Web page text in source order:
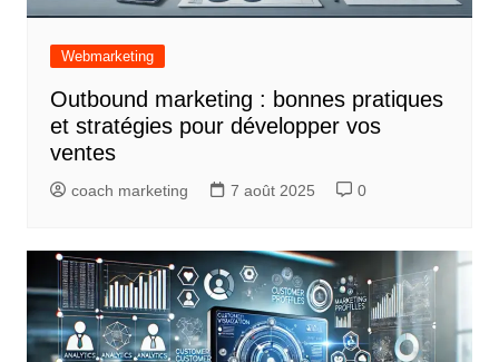
Webmarketing
Outbound marketing : bonnes pratiques
et stratégies pour développer vos
ventes
coach marketing 7 août 2025 0